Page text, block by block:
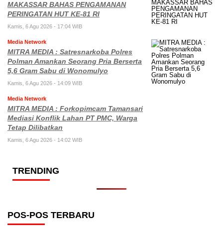
MAKASSAR BAHAS PENGAMANAN
PERINGATAN HUT KE-81 RI
Kamis, 6 Agu 2026 - 17:04 WIB
Media Network
MITRA MEDIA : Satresnarkoba Polres
Polman Amankan Seorang Pria Berserta
5,6 Gram Sabu di Wonomulyo
Kamis, 6 Agu 2026 - 14:09 WIB
Media Network
MITRA MEDIA : Forkopimcam Tamansari
Mediasi Konflik Lahan PT PMC, Warga
Tetap Dilibatkan
Kamis, 6 Agu 2026 - 14:02 WIB
TRENDING
POS-POS TERBARU